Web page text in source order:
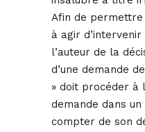
Afin de
à agir
l’auteur de la
d’une demande
» doit procéder à
demande dans un
compter de son